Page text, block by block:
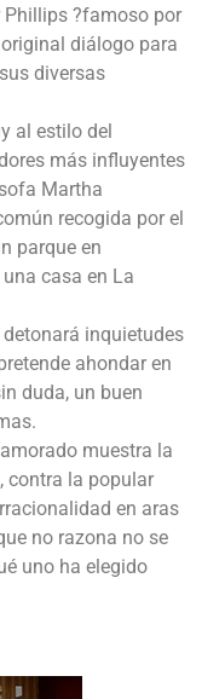
Phillips ?famoso por
diálogo para
diversas
al estilo del
más influyentes
Martha
recogida por el
parque en
casa en La
inquietudes
ahondar en
duda, un buen
muestra la
contra la popular
en aras
no razona no se
uno ha elegido